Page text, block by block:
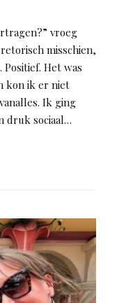
vroeg
misschien,
Het was
kon ik er niet
Ik ging
druk sociaal…